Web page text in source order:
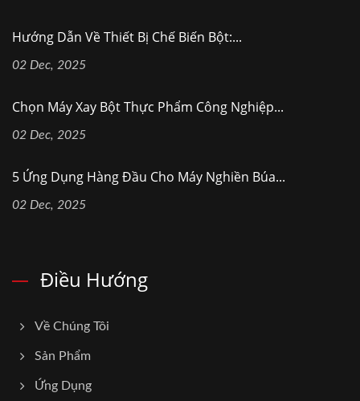
Hướng Dẫn Về Thiết Bị Chế Biến Bột:...
02 Dec, 2025
Chọn Máy Xay Bột Thực Phẩm Công Nghiệp...
02 Dec, 2025
5 Ứng Dụng Hàng Đầu Cho Máy Nghiền Búa...
02 Dec, 2025
Điều Hướng
Về Chúng Tôi
Sản Phẩm
Ứng Dụng